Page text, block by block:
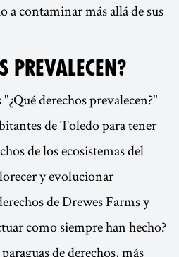
a contaminar más allá de sus
PREVALECEN?
derechos prevalecen?"
de Toledo para tener
de los ecosistemas del
y evolucionar
de Drewes Farms y
como siempre han hecho?
de derechos, más